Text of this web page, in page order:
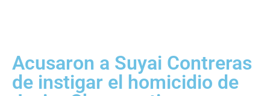
Acusaron a Suyai Contreras
de instigar el homicidio de